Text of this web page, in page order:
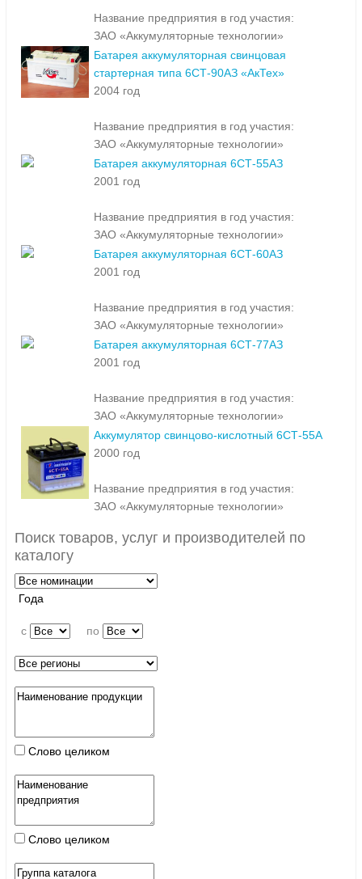
Название предприятия в год участия:
ЗАО «Аккумуляторные технологии»
Батарея аккумуляторная свинцовая
стартерная типа 6СТ-90АЗ «АкТех»
2004 год
Название предприятия в год участия:
ЗАО «Аккумуляторные технологии»
Батарея аккумуляторная 6СТ-55АЗ
2001 год
Название предприятия в год участия:
ЗАО «Аккумуляторные технологии»
Батарея аккумуляторная 6СТ-60АЗ
2001 год
Название предприятия в год участия:
ЗАО «Аккумуляторные технологии»
Батарея аккумуляторная 6СТ-77АЗ
2001 год
Название предприятия в год участия:
ЗАО «Аккумуляторные технологии»
Аккумулятор свинцово-кислотный 6СТ-55А
2000 год
Название предприятия в год участия:
ЗАО «Аккумуляторные технологии»
Поиск товаров, услуг и производителей по
каталогу
Года
c по
Слово целиком
Слово целиком